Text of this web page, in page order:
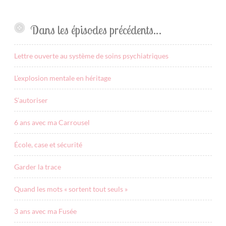
Dans les épisodes précédents…
Lettre ouverte au système de soins psychiatriques
L’explosion mentale en héritage
S’autoriser
6 ans avec ma Carrousel
École, case et sécurité
Garder la trace
Quand les mots « sortent tout seuls »
3 ans avec ma Fusée